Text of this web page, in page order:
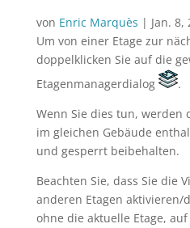
von Enric Marquès | Jan. 8,
Um von einer Etage zur
doppelklicken Sie auf die
Etagenmanagerdialog
.
Wenn Sie dies tun, werden
im gleichen Gebäude
und gesperrt beibehalten.
Beachten Sie, dass Sie die
anderen Etagen aktivieren/
ohne die aktuelle Etage,